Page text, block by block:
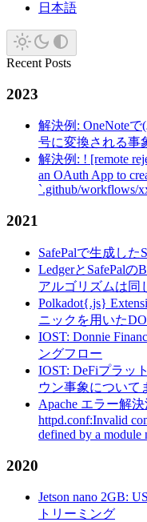
日本語
Recent Posts
2023
解決例: OneNote
号に変換される事
解決例: ! [remote
an OAuth App to
`.github/workflows/
2021
SafePalで生成した
LedgerとSafePalの
アルゴリズムは同
Polkadot{.js}
ニックを用いた
IOST: Donnie
ングフロー
IOST: DeFiプラッ
ウン事象について
Apache エラー解
httpd.conf:Invalid
defined by a module
2020
Jetson nano 2GB:
トリーミング